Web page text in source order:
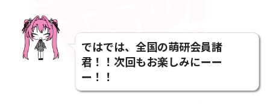
ではでは、全国の萌研会員諸
君！！次回もお楽しみにーー
ー！！